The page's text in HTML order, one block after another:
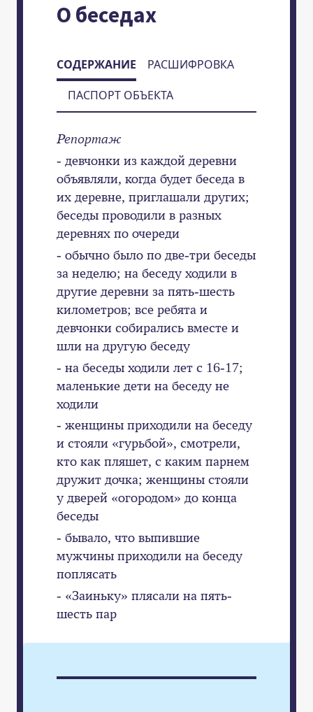
О беседах
СОДЕРЖАНИЕ
РАСШИФРОВКА
ПАСПОРТ ОБЪЕКТА
Репортаж
- девчонки из каждой деревни
объявляли, когда будет беседа в
их деревне, приглашали других;
беседы проводили в разных
деревнях по очереди
- обычно было по две-три беседы
за неделю; на беседу ходили в
другие деревни за пять-шесть
километров; все ребята и
девчонки собирались вместе и
шли на другую беседу
- на беседы ходили лет с 16-17;
маленькие дети на беседу не
ходили
- женщины приходили на беседу
и стояли «гурьбой», смотрели,
кто как пляшет, с каким парнем
дружит дочка; женщины стояли
у дверей «огородом» до конца
беседы
- бывало, что выпившие
мужчины приходили на беседу
поплясать
- «Заиньку» плясали на пять-
шесть пар